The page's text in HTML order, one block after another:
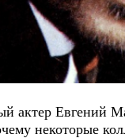
актер Евгений
некоторые